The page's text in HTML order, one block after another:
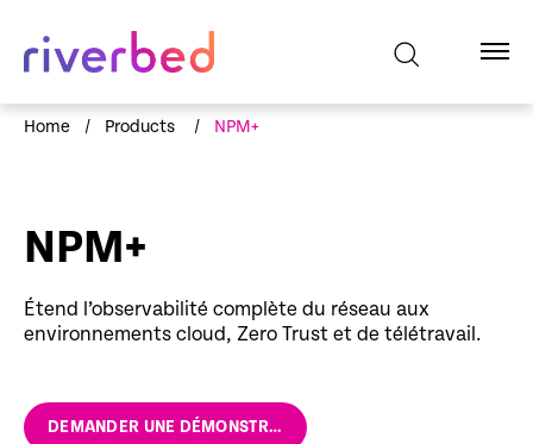
Home / Products / NPM+
NPM+
Étend l’observabilité complète du réseau aux
environnements cloud, Zero Trust et de télétravail.
DEMANDER UNE DÉMONSTRATION RIVERBED